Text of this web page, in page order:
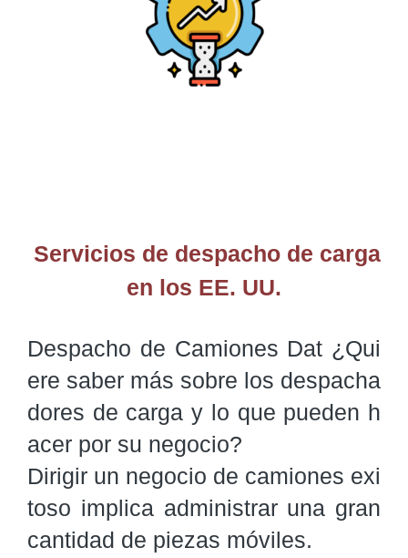
Servicios de despacho de carga
en los EE. UU.
Despacho de Camiones Dat ¿Qui
ere saber más sobre los despacha
dores de carga y lo que pueden h
acer por su negocio?
Dirigir un negocio de camiones exi
toso implica administrar una gran
cantidad de piezas móviles.